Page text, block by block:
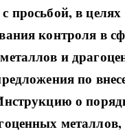
просьбой, в целях
контроля в
и
по
о